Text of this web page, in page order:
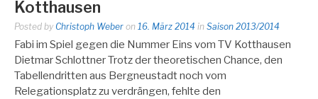
Kotthausen
Posted by Christoph Weber on 16. März 2014 in Saison 2013/2014
Fabi im Spiel gegen die Nummer Eins vom TV Kotthausen
Dietmar Schlottner Trotz der theoretischen Chance, den
Tabellendritten aus Bergneustadt noch vom
Relegationsplatz zu verdrängen, fehlte den